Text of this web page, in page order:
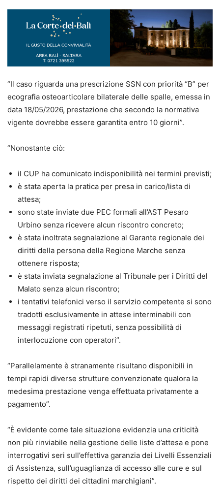
“Il caso riguarda una prescrizione SSN con priorità “B” per
ecografia osteoarticolare bilaterale delle spalle, emessa in
data 18/05/2026, prestazione che secondo la normativa
vigente dovrebbe essere garantita entro 10 giorni”.
“Nonostante ciò:
il CUP ha comunicato indisponibilità nei termini previsti;
è stata aperta la pratica per presa in carico/lista di
attesa;
sono state inviate due PEC formali all’AST Pesaro
Urbino senza ricevere alcun riscontro concreto;
è stata inoltrata segnalazione al Garante regionale dei
diritti della persona della Regione Marche senza
ottenere risposta;
è stata inviata segnalazione al Tribunale per i Diritti del
Malato senza alcun riscontro;
i tentativi telefonici verso il servizio competente si sono
tradotti esclusivamente in attese interminabili con
messaggi registrati ripetuti, senza possibilità di
interlocuzione con operatori”.
“Parallelamente è stranamente risultano disponibili in
tempi rapidi diverse strutture convenzionate qualora la
medesima prestazione venga effettuata privatamente a
pagamento”.
“È evidente come tale situazione evidenzia una criticità
non più rinviabile nella gestione delle liste d’attesa e pone
interrogativi seri sull’effettiva garanzia dei Livelli Essenziali
di Assistenza, sull’uguaglianza di accesso alle cure e sul
rispetto dei diritti dei cittadini marchigiani”.